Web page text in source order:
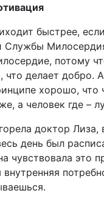
быстрее,
Службы
потому
что делает добро.
хорошо, что
а человек где –
доктор
день был
чувствовала это
внутренняя